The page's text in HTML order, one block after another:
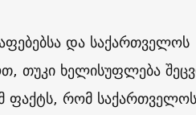
და საქართველოს
თუკი ხელისუფლება
ფაქტს, რომ საქართველოს